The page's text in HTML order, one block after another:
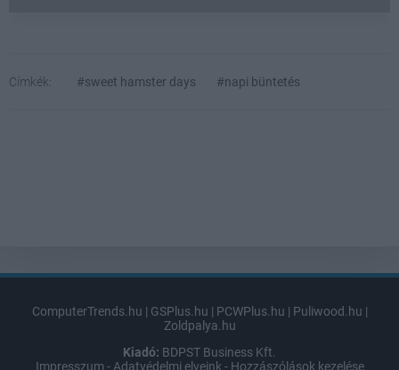
Címkék: #sweet hamster days #napi büntetés
ComputerTrends.hu | GSPlus.hu | PCWPlus.hu | Puliwood.hu |
Zoldpalya.hu
Kiadó: BDPST Business Kft.
Impresszum - Adatvédelmi elveink - Hozzászólások kezelése